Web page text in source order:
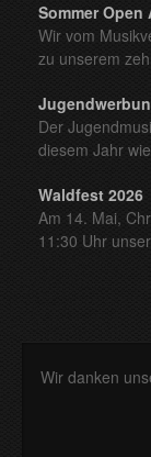
Sommer Open
Wir vom
zu unserem
Der
diesem Jahr
Waldfest 2026
Am 14. Mai,
11:30 Uhr
Wir danken